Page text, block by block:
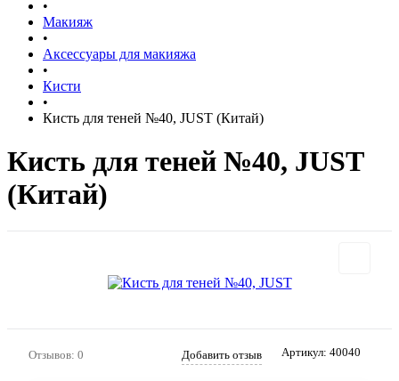
•
Макияж
•
Аксессуары для макияжа
•
Кисти
•
Кисть для теней №40, JUST (Китай)
Кисть для теней №40, JUST
(Китай)
Отзывов: 0 Добавить отзыв Артикул: 40040